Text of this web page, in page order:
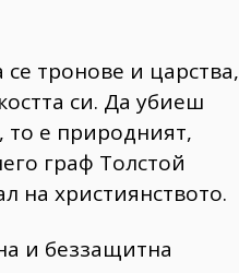
се тронове и царства,
си. Да убиеш
то е природният,
граф Толстой
на християнството.
и беззащитна